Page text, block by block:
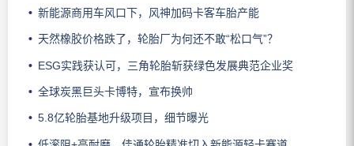
新能源商用车风口下，风神加码卡客车胎产能
天然橡胶价格跌了，轮胎厂为何还不敢“松口气”？
ESG实践获认可，三角轮胎斩获绿色发展典范企业奖
全球炭黑巨头卡博特，宣布换帅
5.8亿轮胎基地升级项目，细节曝光